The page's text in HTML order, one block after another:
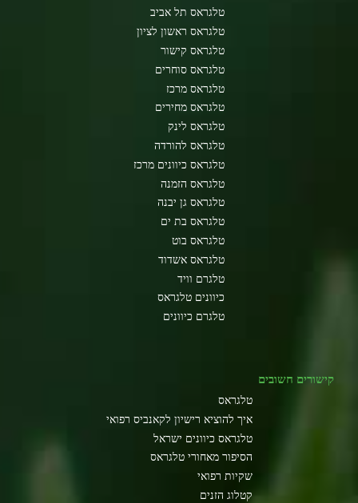
טלגראס תל אביב
טלגראס ראשון לציון
טלגראס קישור
טלגראס סוחרים
טלגראס מרכז
טלגראס מחירים
טלגראס לינק
טלגראס להורדה
טלגראס כיוונים מרכז
טלגראס הזמנה
טלגראס גן יבנה
טלגראס בת ים
טלגראס בוט
טלגראס אשדוד
טלגרם וויד
כיוונים טלגראס
טלגרם כיוונים
קישורים חשובים
טלגראס
איך להוציא רישיון לקאנביס רפואי
טלגראס כיוונים ישראל
הסיפור מאחורי טלגראס
שקיות רפואי
קטלוג הזנים